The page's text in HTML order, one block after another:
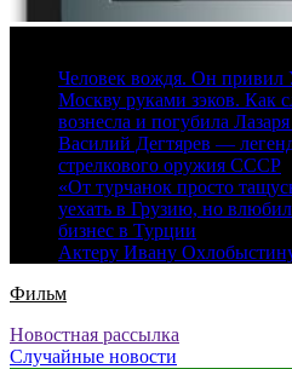
Человек вождя. Он привил
Москву руками зэков. Как
вознесла и погубила
Василий Дегтярев —
стрелкового оружия СССР
«От турчанок просто
уехать в Грузию, но
бизнес в Турции
Актеру Ивану
Фильм
Новостная рассылка
Случайные новости